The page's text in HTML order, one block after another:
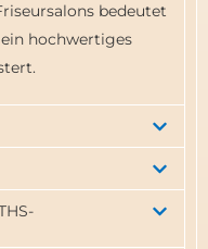
bedeutet
hochwertiges